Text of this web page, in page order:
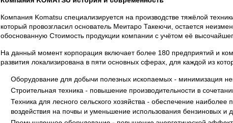
Компания Komatsu специализируется на производстве тяжёлой
который провозгласил основатель Меитаро Такеючи, остается
обоснованную Стоимость продукции компании с учётом её
На данный момент корпорация включает более 180 предприятий и
развития локализирована в пяти основных сферах, для каждой из
Оборудование для добычи полезных ископаемых - минимизация
Строительная техника - повышение производительности в
Техника для лесного сельского хозяйства - обеспечение
воздействия на почвы и уменьшение использования бензиновых и